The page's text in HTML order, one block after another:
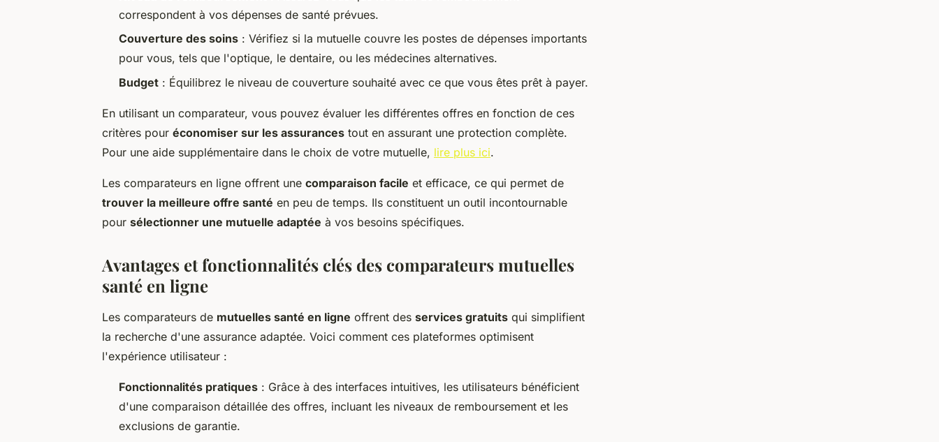
correspondent à vos dépenses de santé prévues.
Couverture des soins : Vérifiez si la mutuelle couvre les postes de dépenses importants
pour vous, tels que l'optique, le dentaire, ou les médecines alternatives.
Budget : Équilibrez le niveau de couverture souhaité avec ce que vous êtes prêt à payer.
En utilisant un comparateur, vous pouvez évaluer les différentes offres en fonction de ces
critères pour économiser sur les assurances tout en assurant une protection complète.
Pour une aide supplémentaire dans le choix de votre mutuelle, lire plus ici.
Les comparateurs en ligne offrent une comparaison facile et efficace, ce qui permet de
trouver la meilleure offre santé en peu de temps. Ils constituent un outil incontournable
pour sélectionner une mutuelle adaptée à vos besoins spécifiques.
Avantages et fonctionnalités clés des comparateurs mutuelles
santé en ligne
Les comparateurs de mutuelles santé en ligne offrent des services gratuits qui simplifient
la recherche d'une assurance adaptée. Voici comment ces plateformes optimisent
l'expérience utilisateur :
Fonctionnalités pratiques : Grâce à des interfaces intuitives, les utilisateurs bénéficient
d'une comparaison détaillée des offres, incluant les niveaux de remboursement et les
exclusions de garantie.